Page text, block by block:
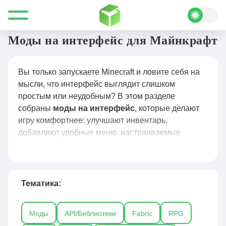
Все для Minecraft Интерфейс
Моды на интерфейс для Майнкрафт
Вы только запускаете Minecraft и ловите себя на
мысли, что интерфейс выглядит слишком
простым или неудобным? В этом разделе
собраны моды на интерфейс, которые делают
игру комфортнее: улучшают инвентарь,
добавляют удобные меню, настраиваемые
клики и быстрее ориентируетесь в происходящем
У нас вы сможете подобрать UI-моды под свой
Тематика:
Моды API/Библиотеки Fabric RPG